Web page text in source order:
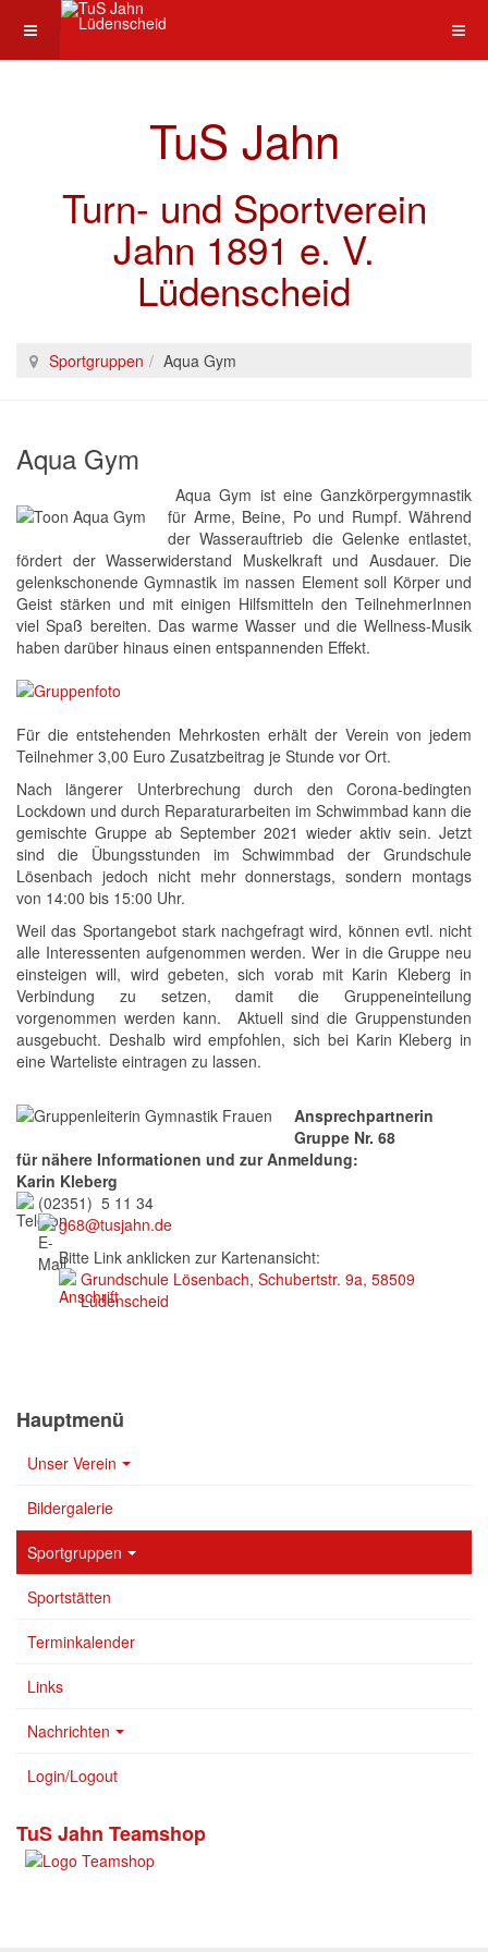
TuS Jahn
Turn- und Sportverein
Jahn 1891 e. V.
Lüdenscheid
Sportgruppen Aqua Gym
Aqua Gym
Aqua Gym ist eine Ganzkörpergymnastik
für Arme, Beine, Po und Rumpf. Während
der Wasserauftrieb die Gelenke entlastet,
fördert der Wasserwiderstand Muskelkraft und Ausdauer. Die
gelenkschonende Gymnastik im nassen Element soll Körper und
Geist stärken und mit einigen Hilfsmitteln den TeilnehmerInnen
viel Spaß bereiten. Das warme Wasser und die Wellness-Musik
haben darüber hinaus einen entspannenden Effekt.
Für die entstehenden Mehrkosten erhält der Verein von jedem
Teilnehmer 3,00 Euro Zusatzbeitrag je Stunde vor Ort.
Nach längerer Unterbrechung durch den Corona-bedingten
Lockdown und durch Reparaturarbeiten im Schwimmbad kann die
gemischte Gruppe ab September 2021 wieder aktiv sein. Jetzt
sind die Übungsstunden im Schwimmbad der Grundschule
Lösenbach jedoch nicht mehr donnerstags, sondern montags
von 14:00 bis 15:00 Uhr.
Weil das Sportangebot stark nachgefragt wird, können evtl. nicht
alle Interessenten aufgenommen werden. Wer in die Gruppe neu
einsteigen will, wird gebeten, sich vorab mit Karin Kleberg in
Verbindung zu setzen, damit die Gruppeneinteilung
vorgenommen werden kann. Aktuell sind die Gruppenstunden
ausgebucht. Deshalb wird empfohlen, sich bei Karin Kleberg in
eine Warteliste eintragen zu lassen.
Ansprechpartnerin
Gruppe Nr. 68
für nähere Informationen und zur Anmeldung:
Karin Kleberg
(02351) 5 11 34
g68@tusjahn.de
Bitte Link anklicken zur Kartenansicht:
Grundschule Lösenbach, Schubertstr. 9a, 58509
Lüdenscheid
Hauptmenü
Unser Verein
Bildergalerie
Sportgruppen
Sportstätten
Terminkalender
Links
Nachrichten
Login/Logout
TuS Jahn Teamshop